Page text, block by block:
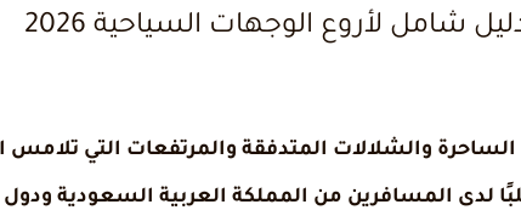
شامل لأروع الوجهات السياحية 2026
الساحرة والشلالات المتدفقة والمرتفعات التي
لدى المسافرين من المملكة العربية السعودية ودول